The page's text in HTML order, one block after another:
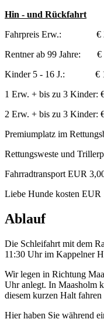
Hin - und Rückfahrt
Fahrpreis Erw.: €
Rentner ab 99 Jahre: €
Kinder 5 - 16 J.: €
1 Erw. + bis zu 3 Kinder:
2 Erw. + bis zu 3 Kinder:
Premiumplatz im
Rettungsweste und
Fahrradtransport EUR
Liebe Hunde kosten
Ablauf
Die Schleifahrt mit dem
11:30 Uhr im Kappelner
Wir legen in Richtung
Uhr anlegt. In Maasholm
diesem kurzen Halt
Hier haben Sie während